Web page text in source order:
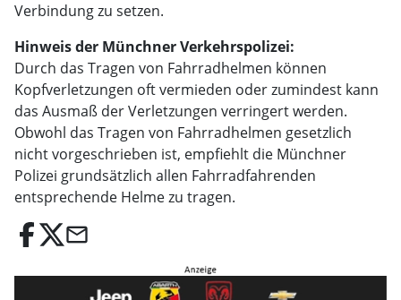
Verbindung zu setzen.
Hinweis der Münchner Verkehrspolizei:
Durch das Tragen von Fahrradhelmen können
Kopfverletzungen oft vermieden oder zumindest kann
das Ausmaß der Verletzungen verringert werden.
Obwohl das Tragen von Fahrradhelmen gesetzlich
nicht vorgeschrieben ist, empfiehlt die Münchner
Polizei grundsätzlich allen Fahrradfahrenden
entsprechende Helme zu tragen.
email